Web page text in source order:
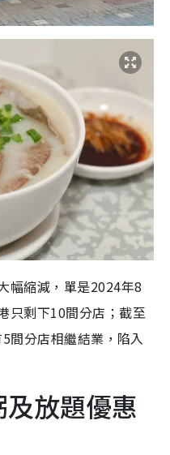
幅縮減，單是2024年8
只剩下10間分店；截至
間分店相繼結業，陷入
放題優惠